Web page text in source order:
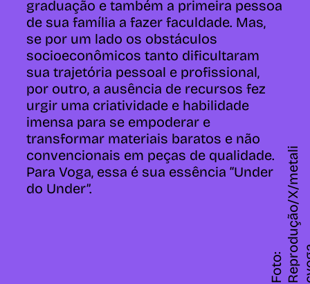
graduação e também a primeira pessoa
de sua família a fazer faculdade. Mas,
se por um lado os obstáculos
socioeconômicos tanto dificultaram
sua trajetória pessoal e profissional,
por outro, a ausência de recursos fez
urgir uma criatividade e habilidade
imensa para se empoderar e
transformar materiais baratos e não
convencionais em peças de qualidade.
Para Voga, essa é sua essência “Under
do Under”.
F
o
t
o
:
R
e
p
r
d
u
ç
ã
o
/
X
/
m
e
t
a
li
c
v
o
g